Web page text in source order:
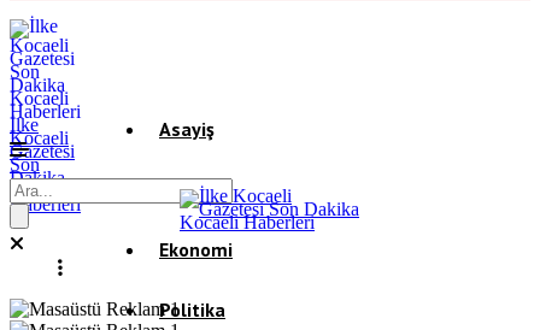
İlke
Kocaeli
Gazetesi
Son
Dakika
Kocaeli
Haberleri
Asayiş
Gündem
Ekonomi
Politika